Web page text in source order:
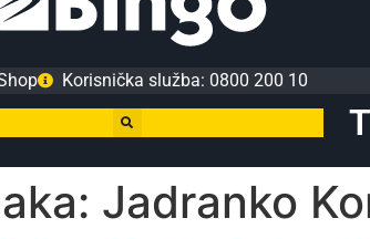
Korisnička služba: 0800 200 10
Jadranko